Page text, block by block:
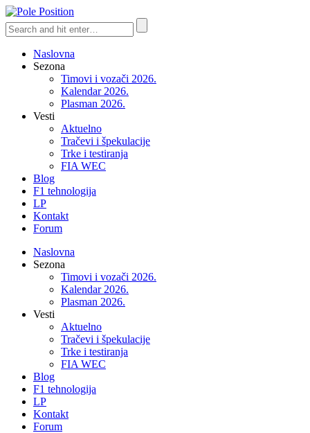
Naslovna
Sezona
Timovi i vozači 2026.
Kalendar 2026.
Plasman 2026.
Vesti
Aktuelno
Tračevi i špekulacije
Trke i testiranja
FIA WEC
Blog
F1 tehnologija
LP
Kontakt
Forum
Naslovna
Sezona
Timovi i vozači 2026.
Kalendar 2026.
Plasman 2026.
Vesti
Aktuelno
Tračevi i špekulacije
Trke i testiranja
FIA WEC
Blog
F1 tehnologija
LP
Kontakt
Forum